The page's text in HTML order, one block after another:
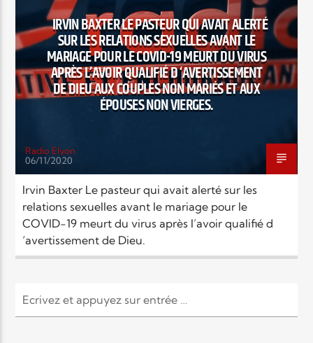
RELIGIONS
IRVIN BAXTER LE PASTEUR QUI AVAIT ALERTÉ
SUR LES RELATIONS SEXUELLES AVANT LE
MARIAGE POUR LE COVID-19 MEURT DU VIRUS
APRÈS L’AVOIR QUALIFIÉ D ‘AVERTISSEMENT
DE DIEU AUX COUPLES NON MARIÉS ET AUX
ÉPOUSES NON VIERGES.
Radio Elyon
06/11/2020
Irvin Baxter Le pasteur qui avait alerté sur les
relations sexuelles avant le mariage pour le
COVID-19 meurt du virus après l’avoir qualifié d
‘avertissement de Dieu.